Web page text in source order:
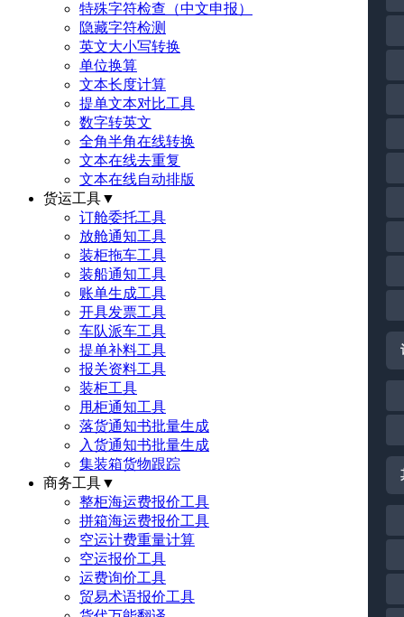
特殊字符检查（中文申报）
隐藏字符检测
英文大小写转换
单位换算
文本长度计算
提单文本对比工具
数字转英文
全角半角在线转换
文本在线去重复
文本在线自动排版
货运工具▼
订舱委托工具
放舱通知工具
装柜拖车工具
装船通知工具
账单生成工具
开具发票工具
车队派车工具
提单补料工具
报关资料工具
装柜工具
甩柜通知工具
落货通知书批量生成
入货通知书批量生成
集装箱货物跟踪
商务工具▼
整柜海运费报价工具
拼箱海运费报价工具
空运计费重量计算
空运报价工具
运费询价工具
贸易术语报价工具